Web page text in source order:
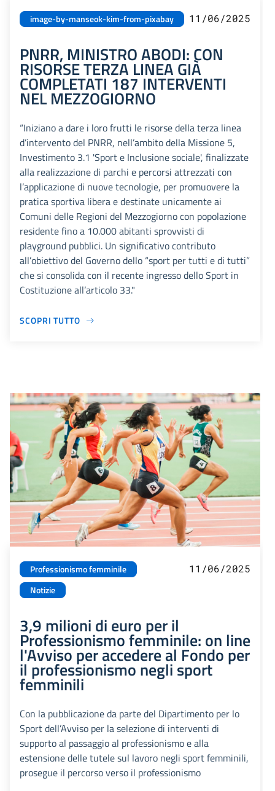
image-by-manseok-kim-from-pixabay 11/06/2025
PNRR, MINISTRO ABODI: CON
RISORSE TERZA LINEA GIÀ
COMPLETATI 187 INTERVENTI
NEL MEZZOGIORNO
“Iniziano a dare i loro frutti le risorse della terza linea
d’intervento del PNRR, nell’ambito della Missione 5,
Investimento 3.1 'Sport e Inclusione sociale', finalizzate
alla realizzazione di parchi e percorsi attrezzati con
l’applicazione di nuove tecnologie, per promuovere la
pratica sportiva libera e destinate unicamente ai
Comuni delle Regioni del Mezzogiorno con popolazione
residente fino a 10.000 abitanti sprovvisti di
playground pubblici. Un significativo contributo
all’obiettivo del Governo dello “sport per tutti e di tutti”
che si consolida con il recente ingresso dello Sport in
Costituzione all’articolo 33."
SCOPRI TUTTO
Professionismo femminile
Notizie
11/06/2025
3,9 milioni di euro per il
Professionismo femminile: on line
l'Avviso per accedere al Fondo per
il professionismo negli sport
femminili
Con la pubblicazione da parte del Dipartimento per lo
Sport dell’Avviso per la selezione di interventi di
supporto al passaggio al professionismo e alla
estensione delle tutele sul lavoro negli sport femminili,
prosegue il percorso verso il professionismo